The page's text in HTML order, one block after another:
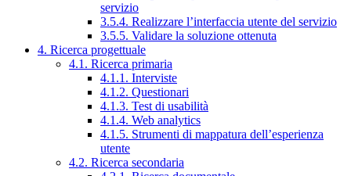
servizio
3.5.4. Realizzare l’interfaccia utente del servizio
3.5.5. Validare la soluzione ottenuta
4. Ricerca progettuale
4.1. Ricerca primaria
4.1.1. Interviste
4.1.2. Questionari
4.1.3. Test di usabilità
4.1.4. Web analytics
4.1.5. Strumenti di mappatura dell’esperienza
utente
4.2. Ricerca secondaria